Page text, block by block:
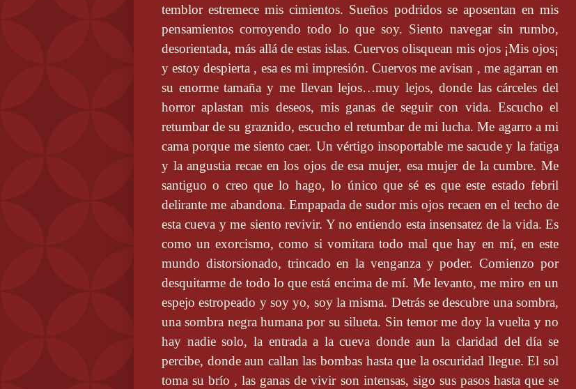
temblor estremece mis cimientos. Sueños podridos se aposentan en mis
pensamientos corroyendo todo lo que soy. Siento navegar sin rumbo,
desorientada, más allá de estas islas. Cuervos olisquean mis ojos ¡Mis ojos¡
y estoy despierta , esa es mi impresión. Cuervos me avisan , me agarran en
su enorme tamaña y me llevan lejos…muy lejos, donde las cárceles del
horror aplastan mis deseos, mis ganas de seguir con vida. Escucho el
retumbar de su graznido, escucho el retumbar de mi lucha. Me agarro a mi
cama porque me siento caer. Un vértigo insoportable me sacude y la fatiga
y la angustia recae en los ojos de esa mujer, esa mujer de la cumbre. Me
santiguo o creo que lo hago, lo único que sé es que este estado febril
delirante me abandona. Empapada de sudor mis ojos recaen en el techo de
esta cueva y me siento revivir. Y no entiendo esta insensatez de la vida. Es
como un exorcismo, como si vomitara todo mal que hay en mí, en este
mundo distorsionado, trincado en la venganza y poder. Comienzo por
desquitarme de todo lo que está encima de mí. Me levanto, me miro en un
espejo estropeado y soy yo, soy la misma. Detrás se descubre una sombra,
una sombra negra humana por su silueta. Sin temor me doy la vuelta y no
hay nadie solo, la entrada a la cueva donde aun la claridad del día se
percibe, donde aun callan las bombas hasta que la oscuridad llegue. El sol
toma su brío , las ganas de vivir son intensas, sigo sus pasos hasta que se